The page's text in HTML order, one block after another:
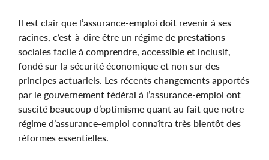
Il est clair que l’assurance-emploi doit revenir à ses
racines, c’est-à-dire être un régime de prestations
sociales facile à comprendre, accessible et inclusif,
fondé sur la sécurité économique et non sur des
principes actuariels. Les récents changements apportés
par le gouvernement fédéral à l’assurance-emploi ont
suscité beaucoup d’optimisme quant au fait que notre
régime d’assurance-emploi connaîtra très bientôt des
réformes essentielles.